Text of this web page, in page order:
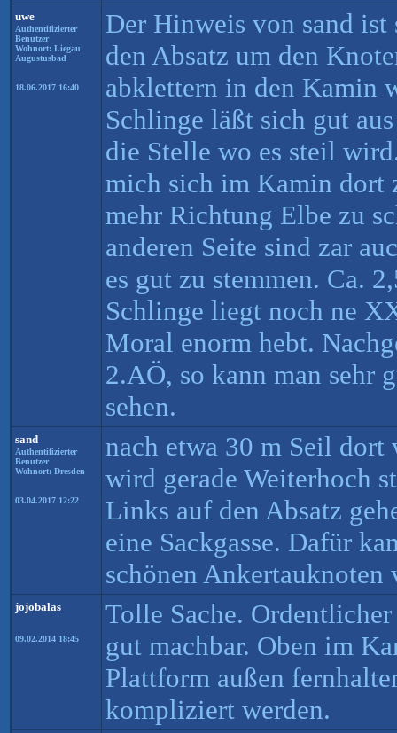
uwe
Authentifizierter
Benutzer
Wohnort: Liegau
Augustusbad
18.06.2017 16:40
Der Hinweis von sand
den Absatz um den
abklettern in den Kamin
Schlinge läßt sich gut
die Stelle wo es steil
mich sich im Kamin dort
mehr Richtung Elbe zu
anderen Seite sind zar
es gut zu stemmen. Ca.
Schlinge liegt noch ne
Moral enorm hebt.
2.AÖ, so kann man sehr
sehen.
sand
Authentifizierter
Benutzer
Wohnort: Dresden
03.04.2017 12:22
nach etwa 30 m Seil dort
wird gerade Weiterhoch
Links auf den Absatz
eine Sackgasse. Dafür
schönen Ankertauknoten
jojobalas
09.02.2014 18:45
Tolle Sache.
gut machbar. Oben im
Plattform außen
kompliziert werden.